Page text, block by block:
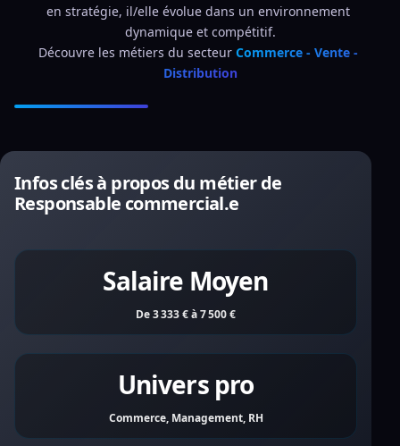
en stratégie, il/elle évolue dans un environnement
dynamique et compétitif.
Découvre les métiers du secteur Commerce - Vente -
Distribution
Infos clés à propos du métier de
Responsable commercial.e
Salaire Moyen
De 3 333 € à 7 500 €
Univers pro
Commerce, Management, RH